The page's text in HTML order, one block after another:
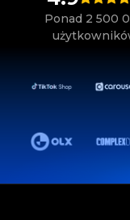
Ponad 2 500